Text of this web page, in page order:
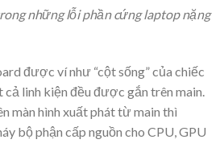
những lỗi phần cứng laptop nặng
được ví như “cột sống” của chiếc
linh kiện đều được gắn trên main.
màn hình xuất phát từ main thì
bộ phận cấp nguồn cho CPU, GPU